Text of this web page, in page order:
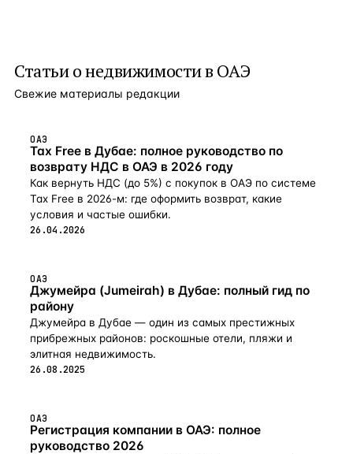
Статьи онедвижимости в ОАЭ
Свежие материалы редакции
ОАЭ
Tax Free в Дубае: полное руководство по
возврату НДС в ОАЭ в 2026 году
Как вернуть НДС (до 5%) с покупок в ОАЭ по системе
Tax Free в 2026-м: где оформить возврат, какие
условия и частые ошибки.
26.04.2026
ОАЭ
Джумейра (Jumeirah) в Дубае: полный гид по
району
Джумейра в Дубае — один из самых престижных
прибрежных районов: роскошные отели, пляжи и
элитная недвижимость.
26.08.2025
ОАЭ
Регистрация компании в ОАЭ: полное
руководство 2026